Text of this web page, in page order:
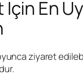
İçin En
ziyaret